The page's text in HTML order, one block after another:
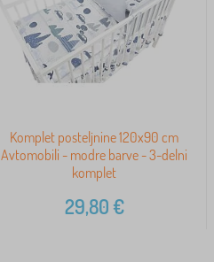
Komplet posteljnine 120x90 cm
Avtomobili - modre barve - 3-delni
komplet
29,80€